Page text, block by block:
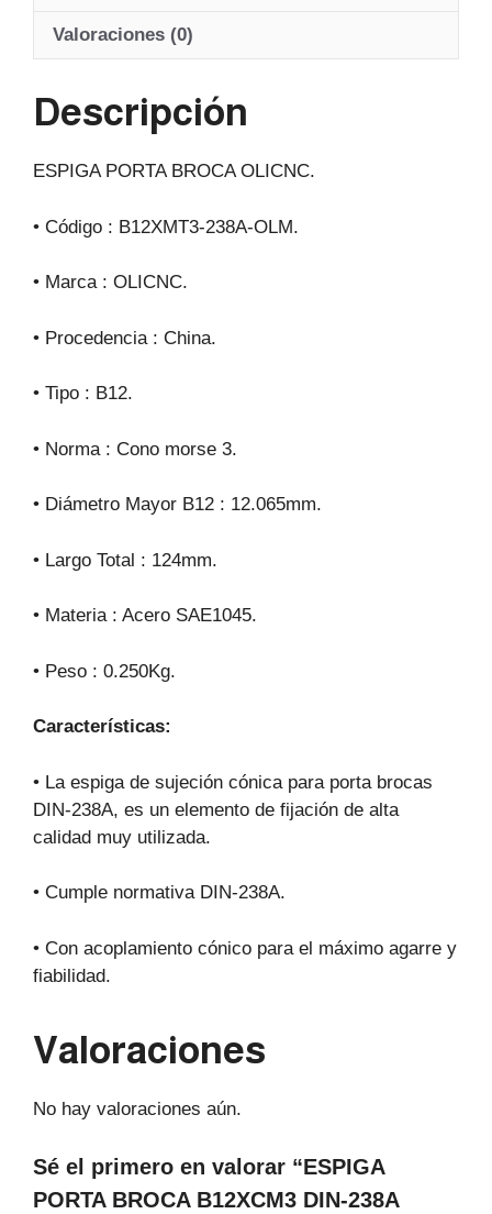
A
p
b
o
a
Valoraciones (0)
Descripción
ESPIGA PORTA BROCA OLICNC.
• Código : B12XMT3-238A-OLM.
• Marca : OLICNC.
• Procedencia : China.
• Tipo : B12.
• Norma : Cono morse 3.
• Diámetro Mayor B12 : 12.065mm.
• Largo Total : 124mm.
• Materia : Acero SAE1045.
• Peso : 0.250Kg.
Características:
• La espiga de sujeción cónica para porta brocas
DIN-238A, es un elemento de fijación de alta
calidad muy utilizada.
• Cumple normativa DIN-238A.
• Con acoplamiento cónico para el máximo agarre y
fiabilidad.
Valoraciones
No hay valoraciones aún.
Sé el primero en valorar “ESPIGA
PORTA BROCA B12XCM3 DIN-238A